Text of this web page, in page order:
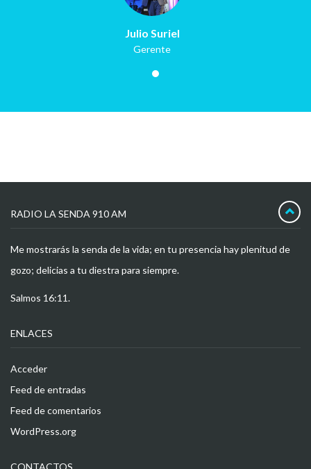
Julio Suriel
Gerente
RADIO LA SENDA 910 AM
Me mostrarás la senda de la vida; en tu presencia hay plenitud de
gozo; delicias a tu diestra para siempre.
Salmos 16:11.
ENLACES
Acceder
Feed de entradas
Feed de comentarios
WordPress.org
CONTACTOS